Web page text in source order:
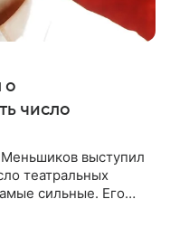
о
число
выступил
театральных
сильные. Его